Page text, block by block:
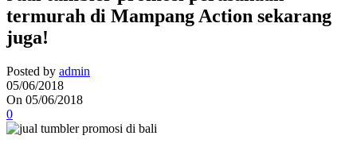
termurah di Mampang Action sekarang
juga!
Posted by admin
05/06/2018
On 05/06/2018
0